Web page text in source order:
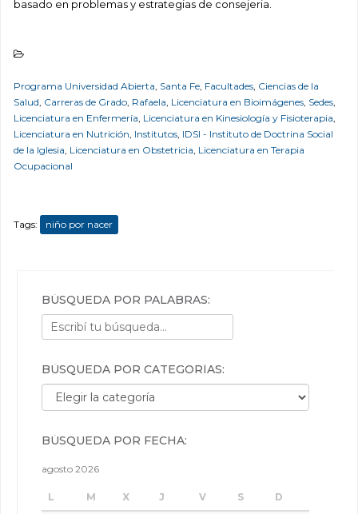
basado en problemas y estrategias de consejeria.
Programa Universidad Abierta, Santa Fe, Facultades, Ciencias de la
Salud, Carreras de Grado, Rafaela, Licenciatura en Bioimágenes, Sedes,
Licenciatura en Enfermería, Licenciatura en Kinesiología y Fisioterapia,
Licenciatura en Nutrición, Institutos, IDSI - Instituto de Doctrina Social
de la Iglesia, Licenciatura en Obstetricia, Licenciatura en Terapia
Ocupacional
Tags: niño por nacer
BÚSQUEDA POR PALABRAS:
BÚSQUEDA POR CATEGORÍAS:
Búsqueda por categorías:
BÚSQUEDA POR FECHA:
agosto 2026
L M X J V S D